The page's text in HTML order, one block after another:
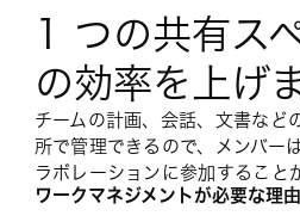
リソース管理の詳細
管理とセキュリティの詳細
1 つの共有ス
の効率を上げ
チームの計画、会話、文書など
所で管理できるので、メンバー
ラボレーションに参加すること
ワークマネジメントが必要な理